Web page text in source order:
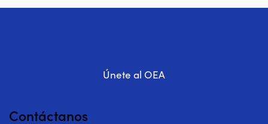
Únete al OEA
Contáctanos